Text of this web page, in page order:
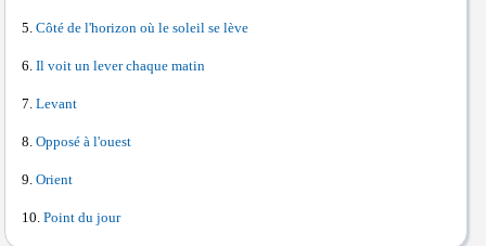
Côté de l'horizon où le soleil se lève
Il voit un lever chaque matin
Levant
Opposé à l'ouest
Orient
Point du jour